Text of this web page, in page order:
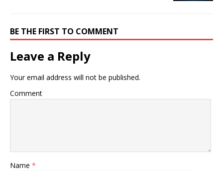
BE THE FIRST TO COMMENT
Leave a Reply
Your email address will not be published.
Comment
Name *